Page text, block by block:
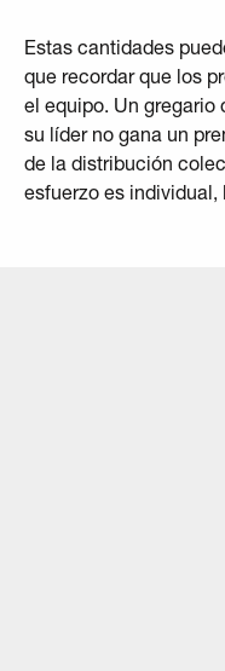
Estas cantidades
que recordar que los
el equipo. Un gregario
su líder no gana un
de la distribución
esfuerzo es